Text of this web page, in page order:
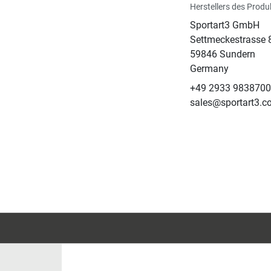
Herstellers des
Sportart3 GmbH
Settmeckestrasse
59846 Sundern
Germany
+49 2933 9838700